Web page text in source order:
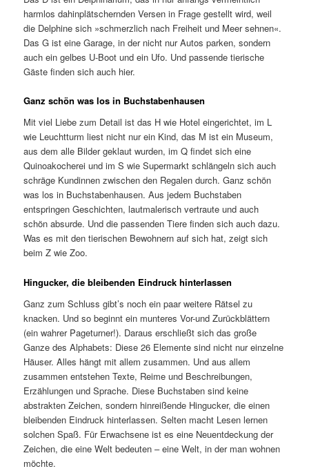
harmlos dahinplätschernden Versen in Frage gestellt wird, weil
die Delphine sich »schmerzlich nach Freiheit und Meer sehnen«.
Das G ist eine Garage, in der nicht nur Autos parken, sondern
auch ein gelbes U-Boot und ein Ufo. Und passende tierische
Gäste finden sich auch hier.
Ganz schön was los in Buchstabenhausen
Mit viel Liebe zum Detail ist das H wie Hotel eingerichtet, im L
wie Leuchtturm liest nicht nur ein Kind, das M ist ein Museum,
aus dem alle Bilder geklaut wurden, im Q findet sich eine
Quinoakocherei und im S wie Supermarkt schlängeln sich auch
schräge Kundinnen zwischen den Regalen durch. Ganz schön
was los in Buchstabenhausen. Aus jedem Buchstaben
entspringen Geschichten, lautmalerisch vertraute und auch
schön absurde. Und die passenden Tiere finden sich auch dazu.
Was es mit den tierischen Bewohnern auf sich hat, zeigt sich
beim Z wie Zoo.
Hingucker, die bleibenden Eindruck hinterlassen
Ganz zum Schluss gibt’s noch ein paar weitere Rätsel zu
knacken. Und so beginnt ein munteres Vor-und Zurückblättern
(ein wahrer Pageturner!). Daraus erschließt sich das große
Ganze des Alphabets: Diese 26 Elemente sind nicht nur einzelne
Häuser. Alles hängt mit allem zusammen. Und aus allem
zusammen entstehen Texte, Reime und Beschreibungen,
Erzählungen und Sprache. Diese Buchstaben sind keine
abstrakten Zeichen, sondern hinreißende Hingucker, die einen
bleibenden Eindruck hinterlassen. Selten macht Lesen lernen
solchen Spaß. Für Erwachsene ist es eine Neuentdeckung der
Zeichen, die eine Welt bedeuten – eine Welt, in der man wohnen
möchte.